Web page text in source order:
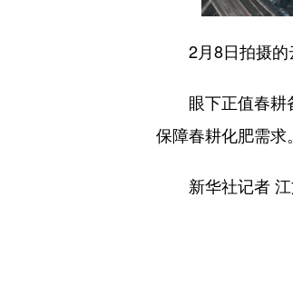
2月8日拍摄的
眼下正值春耕备
保障春耕化肥需求。
新华社记者 江